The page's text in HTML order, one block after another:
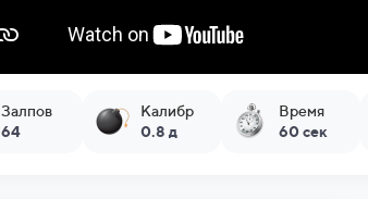
Залпов
64
Калибр
0.8 д
Время
60 сек